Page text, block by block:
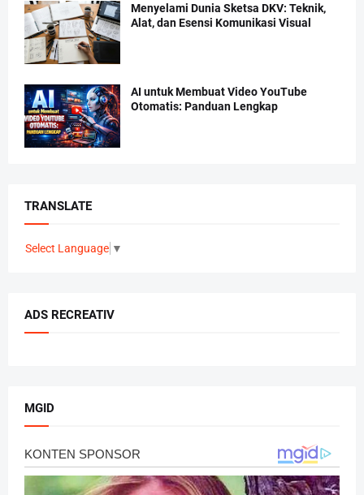
Menyelami Dunia Sketsa DKV: Teknik,
Alat, dan Esensi Komunikasi Visual
AI untuk Membuat Video YouTube
Otomatis: Panduan Lengkap
TRANSLATE
Select Language ▼
ADS RECREATIV
MGID